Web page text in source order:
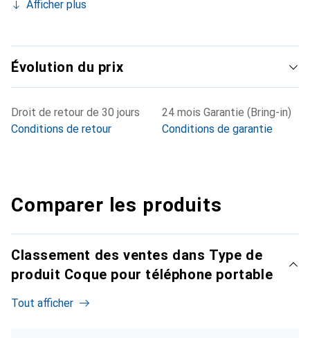
Afficher plus
Évolution du prix
Droit de retour de 30 jours
Conditions de retour
24 mois Garantie (Bring-in)
Conditions de garantie
Comparer les produits
Classement des ventes dans Type de
produit Coque pour téléphone portable
Tout afficher